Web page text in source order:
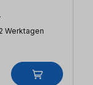
Werktagen